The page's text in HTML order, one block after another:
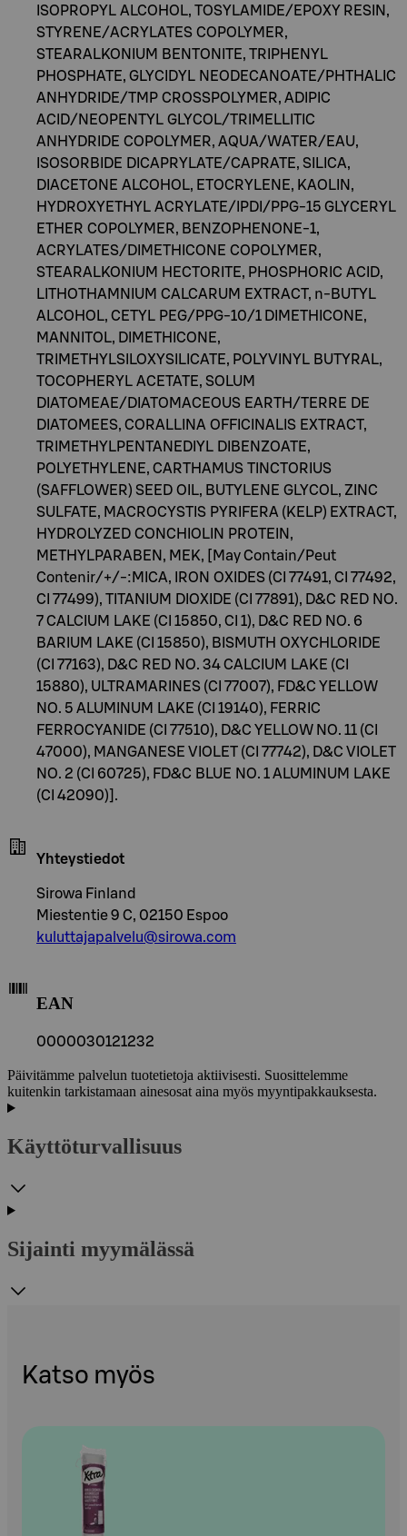
ISOPROPYL ALCOHOL, TOSYLAMIDE/EPOXY RESIN,
STYRENE/ACRYLATES COPOLYMER,
STEARALKONIUM BENTONITE, TRIPHENYL
PHOSPHATE, GLYCIDYL NEODECANOATE/PHTHALIC
ANHYDRIDE/TMP CROSSPOLYMER, ADIPIC
ACID/NEOPENTYL GLYCOL/TRIMELLITIC
ANHYDRIDE COPOLYMER, AQUA/WATER/EAU,
ISOSORBIDE DICAPRYLATE/CAPRATE, SILICA,
DIACETONE ALCOHOL, ETOCRYLENE, KAOLIN,
HYDROXYETHYL ACRYLATE/IPDI/PPG-15 GLYCERYL
ETHER COPOLYMER, BENZOPHENONE-1,
ACRYLATES/DIMETHICONE COPOLYMER,
STEARALKONIUM HECTORITE, PHOSPHORIC ACID,
LITHOTHAMNIUM CALCARUM EXTRACT, n-BUTYL
ALCOHOL, CETYL PEG/PPG-10/1 DIMETHICONE,
MANNITOL, DIMETHICONE,
TRIMETHYLSILOXYSILICATE, POLYVINYL BUTYRAL,
TOCOPHERYL ACETATE, SOLUM
DIATOMEAE/DIATOMACEOUS EARTH/TERRE DE
DIATOMEES, CORALLINA OFFICINALIS EXTRACT,
TRIMETHYLPENTANEDIYL DIBENZOATE,
POLYETHYLENE, CARTHAMUS TINCTORIUS
(SAFFLOWER) SEED OIL, BUTYLENE GLYCOL, ZINC
SULFATE, MACROCYSTIS PYRIFERA (KELP) EXTRACT,
HYDROLYZED CONCHIOLIN PROTEIN,
METHYLPARABEN, MEK, [May Contain/Peut
Contenir/+/-:MICA, IRON OXIDES (CI 77491, CI 77492,
CI 77499), TITANIUM DIOXIDE (CI 77891), D&C RED NO.
7 CALCIUM LAKE (CI 15850, CI 1), D&C RED NO. 6
BARIUM LAKE (CI 15850), BISMUTH OXYCHLORIDE
(CI 77163), D&C RED NO. 34 CALCIUM LAKE (CI
15880), ULTRAMARINES (CI 77007), FD&C YELLOW
NO. 5 ALUMINUM LAKE (CI 19140), FERRIC
FERROCYANIDE (CI 77510), D&C YELLOW NO. 11 (CI
47000), MANGANESE VIOLET (CI 77742), D&C VIOLET
NO. 2 (CI 60725), FD&C BLUE NO. 1 ALUMINUM LAKE
(CI 42090)].
Yhteystiedot
Sirowa Finland
Miestentie 9 C, 02150 Espoo
kuluttajapalvelu@sirowa.com
EAN
0000030121232
Päivitämme palvelun tuotetietoja aktiivisesti. Suosittelemme
kuitenkin tarkistamaan ainesosat aina myös myyntipakkauksesta.
Käyttöturvallisuus
Sijainti myymälässä
Katso myös